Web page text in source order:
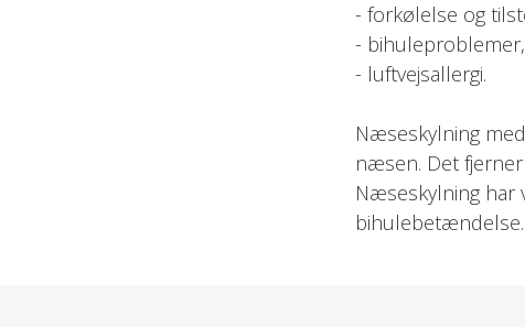
- forkølelse og
- bihuleproblemer,
- luftvejsallergi.
Næseskylning
næsen. Det
Næseskylning har
bihulebetændelse.